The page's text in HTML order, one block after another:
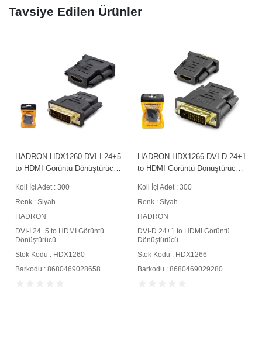
Tavsiye Edilen Ürünler
HADRON HDX1260 DVI-I 24+5
to HDMI Görüntü Dönüştürücü
Koli İçi Adet : 300
Renk : Siyah
HADRON
DVI-I 24+5 to HDMI Görüntü
Dönüştürücü
Stok Kodu : HDX1260
Barkodu : 8680469028658
HADRON HDX1266 DVI-D 24+1
to HDMI Görüntü Dönüştürücü
Koli İçi Adet : 300
Renk : Siyah
HADRON
DVI-D 24+1 to HDMI Görüntü
Dönüştürücü
Stok Kodu : HDX1266
Barkodu : 8680469029280